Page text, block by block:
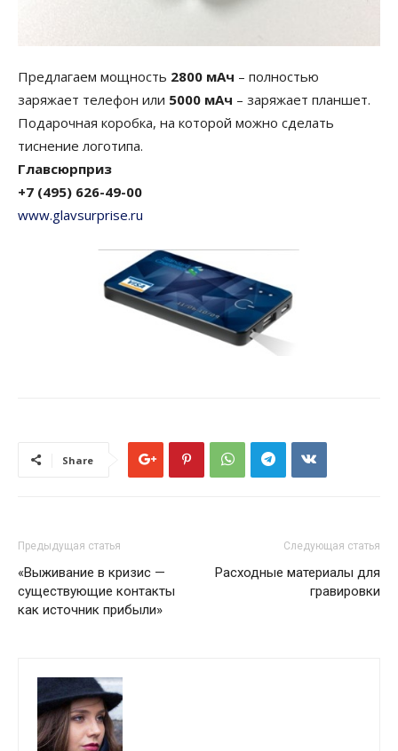
Предлагаем мощность 2800 мАч – полностью
заряжает телефон или 5000 мАч – заряжает планшет.
Подарочная коробка, на которой можно сделать
тиснение логотипа.
Главсюрприз
+7 (495) 626-49-00
www.glavsurprise.ru
Share
Предыдущая статья
«Выживание в кризис —
существующие контакты
как источник прибыли»
Следующая статья
Расходные материалы для
гравировки